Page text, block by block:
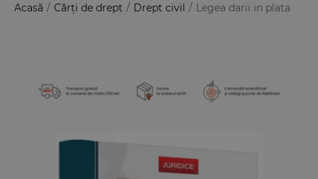
Acasă / Cărți de drept / Drept civil / Legea darii in plata